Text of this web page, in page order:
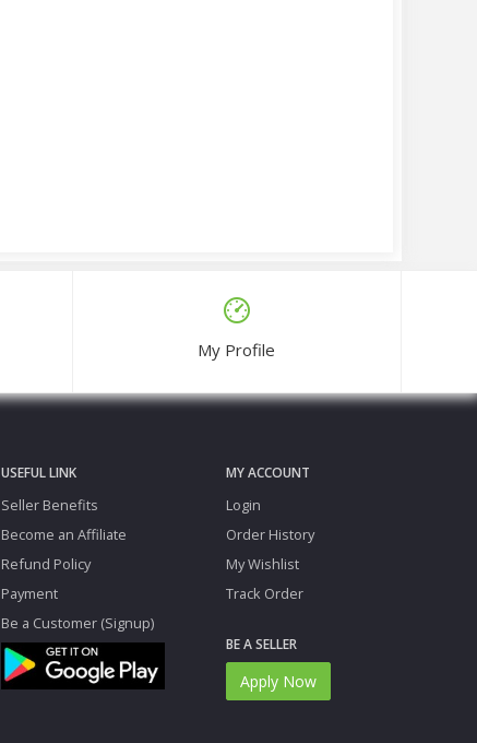
My Profile
USEFUL LINK
Seller Benefits
Become an Affiliate
Refund Policy
Payment
Be a Customer (Signup)
MY ACCOUNT
Login
Order History
My Wishlist
Track Order
BE A SELLER
Apply Now